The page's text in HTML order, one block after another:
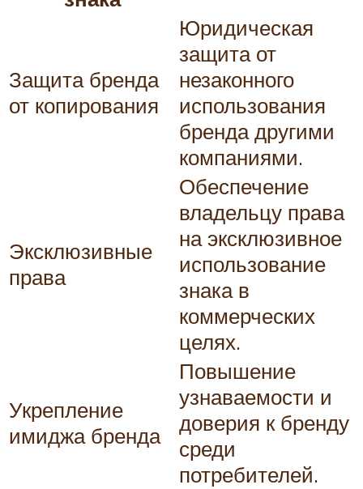
Защита бренда
от копирования
Юридическая
защита от
незаконного
использования
бренда другими
компаниями.
Эксклюзивные
права
Обеспечение
владельцу права
на эксклюзивное
использование
знака в
коммерческих
целях.
Укрепление
имиджа бренда
Повышение
узнаваемости и
доверия к бренду
среди
потребителей.